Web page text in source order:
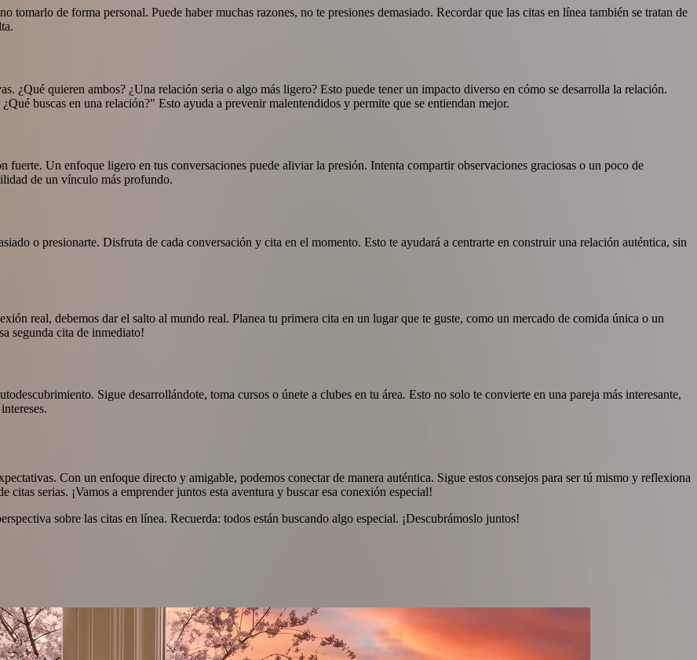
tomarlo de forma personal. Puede haber muchas razones, no te presiones demasiado. Recordar que las citas en línea también se tratan de
¿Qué quieren ambos? ¿Una relación seria o algo más ligero? Esto puede tener un impacto diverso en cómo se desarrolla la relación.
buscas en una relación?" Esto ayuda a prevenir malentendidos y permite que se entiendan mejor.
fuerte. Un enfoque ligero en tus conversaciones puede aliviar la presión. Intenta compartir observaciones graciosas o un poco de
de un vínculo más profundo.
o presionarte. Disfruta de cada conversación y cita en el momento. Esto te ayudará a centrarte en construir una relación auténtica, sin
real, debemos dar el salto al mundo real. Planea tu primera cita en un lugar que te guste, como un mercado de comida única o un
segunda cita de inmediato!
Sigue desarrollándote, toma cursos o únete a clubes en tu área. Esto no solo te convierte en una pareja más interesante,
Con un enfoque directo y amigable, podemos conectar de manera auténtica. Sigue estos consejos para ser tú mismo y reflexiona
serias. ¡Vamos a emprender juntos esta aventura y buscar esa conexión especial!
sobre las citas en línea. Recuerda: todos están buscando algo especial. ¡Descubrámoslo juntos!